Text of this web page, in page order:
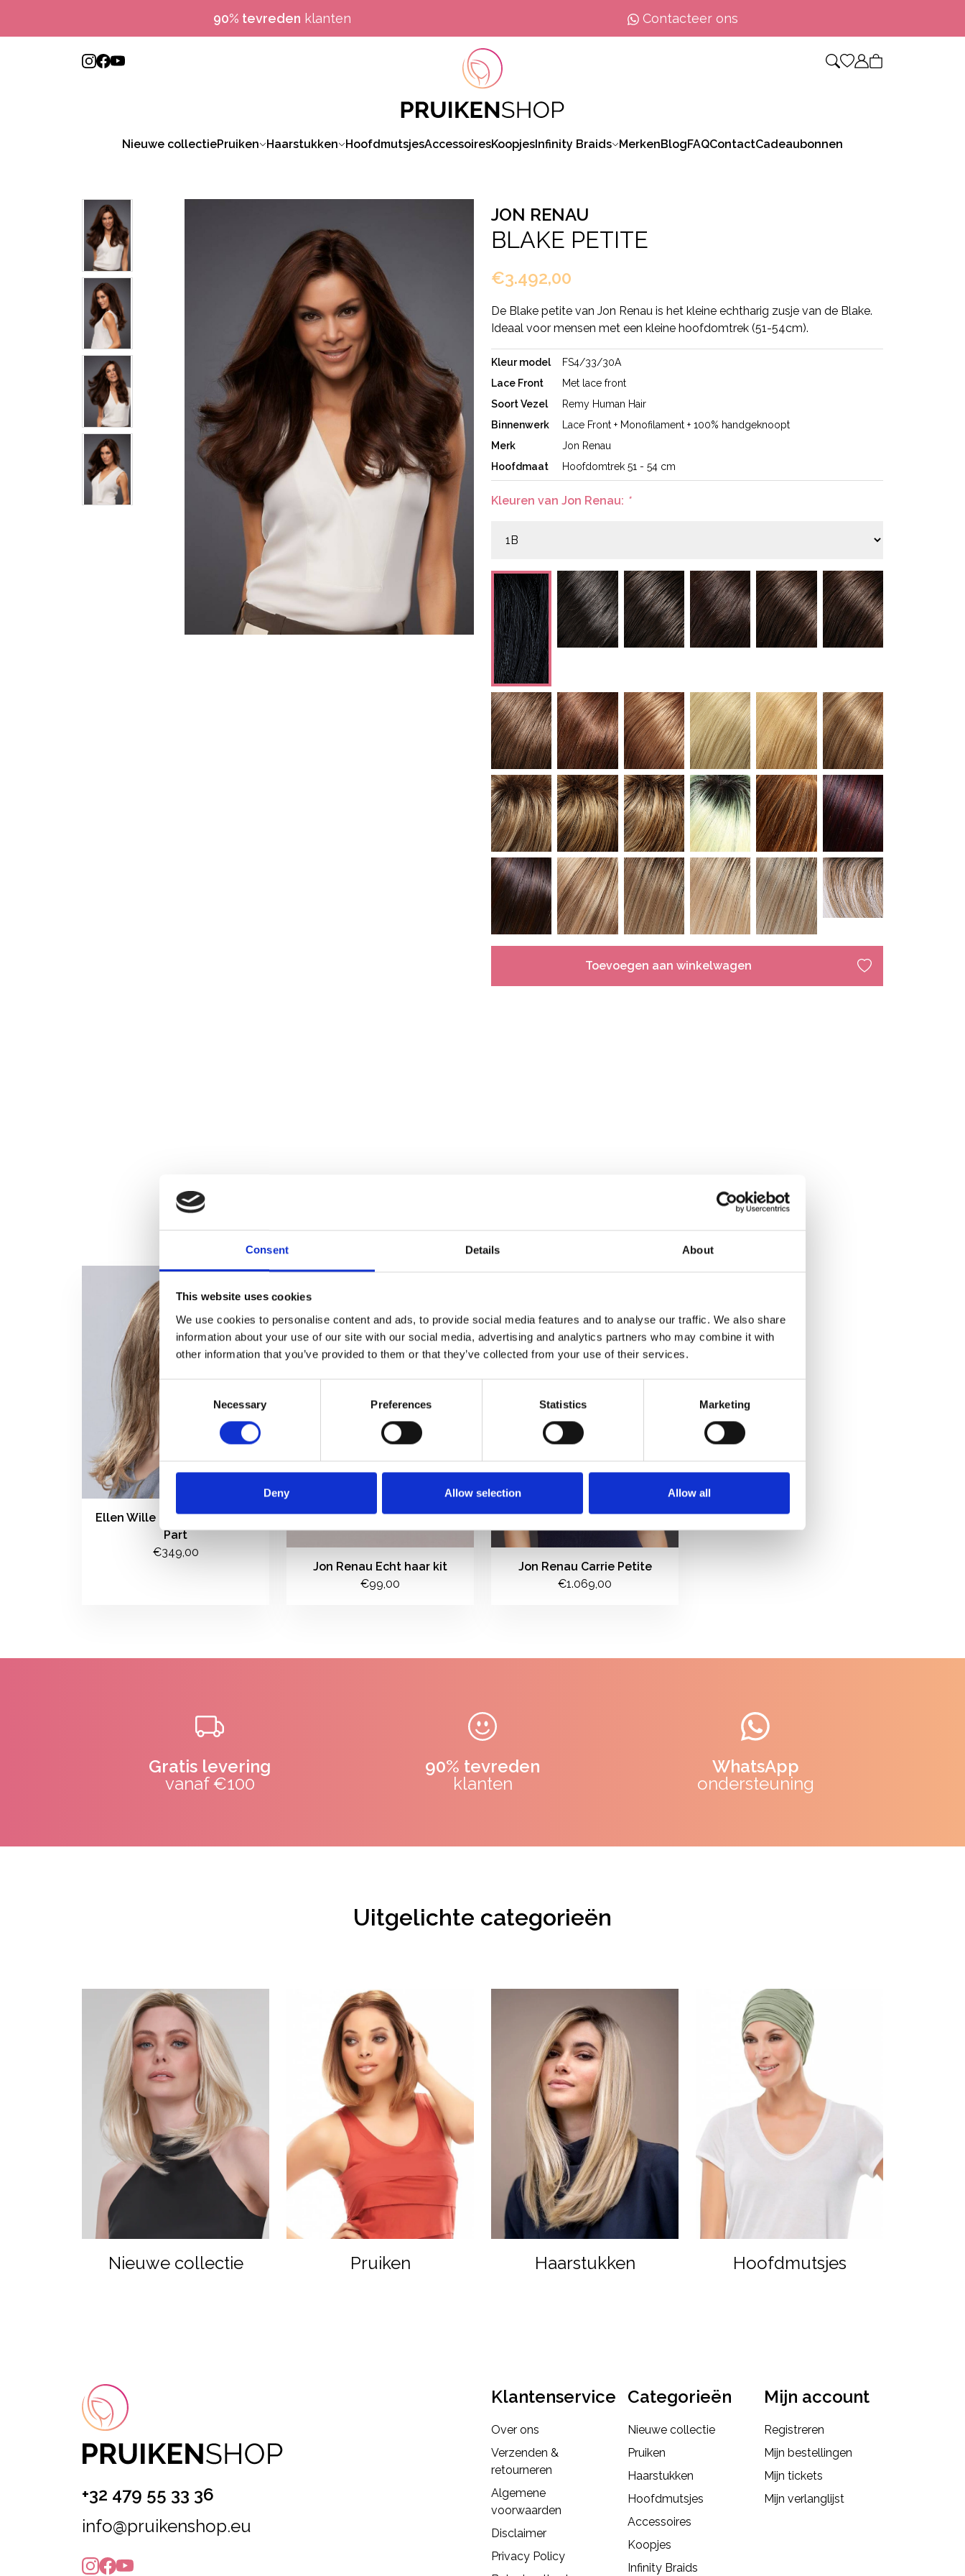
Consent Details About
This website uses cookies
We use cookies to personalise content and ads, to provide social media features and to analyse our traffic. We also share
information about your use of our site with our social media, advertising and analytics partners who may combine it with
other information that you’ve provided to them or that they’ve collected from your use of their services.
Consent
Selection
Necessary Preferences Statistics Marketing
Deny Allow selection Allow all
90% tevreden klanten Contacteer ons
Nieuwe collectiePruiken Haarstukken HoofdmutsjesAccessoiresKoopjesInfinity Braids MerkenBlogFAQContactCadeaubonnen
JON RENAU
BLAKE PETITE
€3.492,00
De Blake petite van Jon Renau is het kleine echtharig zusje van de Blake.
Ideaal voor mensen met een kleine hoofdomtrek (51-54cm).
Kleur model
FS4/33/30A
Lace Front
Met lace front
Soort Vezel
Remy Human Hair
Binnenwerk
Lace Front + Monofilament + 100% handgeknoopt
Merk
Jon Renau
Hoofdmaat
Hoofdomtrek 51 - 54 cm
Kleuren van Jon Renau: *
Toevoegen aan winkelwagen
Ellen Wille Miley Small Mono
Part
€349,00
Jon Renau Echt haar kit
€99,00
Jon Renau Carrie Petite
€1.069,00
Gratis levering
vanaf €100
90% tevreden
klanten
WhatsApp
ondersteuning
Uitgelichte categorieën
Nieuwe collectie Pruiken Haarstukken Hoofdmutsjes
+32 479 55 33 36
info@pruikenshop.eu
Klantenservice
Over ons
Verzenden &
retourneren
Algemene
voorwaarden
Disclaimer
Privacy Policy
Categorieën
Nieuwe collectie
Pruiken
Haarstukken
Hoofdmutsjes
Accessoires
Koopjes
Infinity Braids
Mijn account
Registreren
Mijn bestellingen
Mijn tickets
Mijn verlanglijst